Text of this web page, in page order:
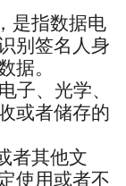
是指数据电
别签名人身
据。
子、光学、
或者储存的
者其他文
使用或者不